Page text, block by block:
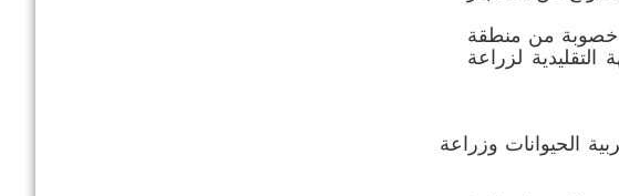
خصوبة من منطقة
لزراعة
الحيوانات وزراعة